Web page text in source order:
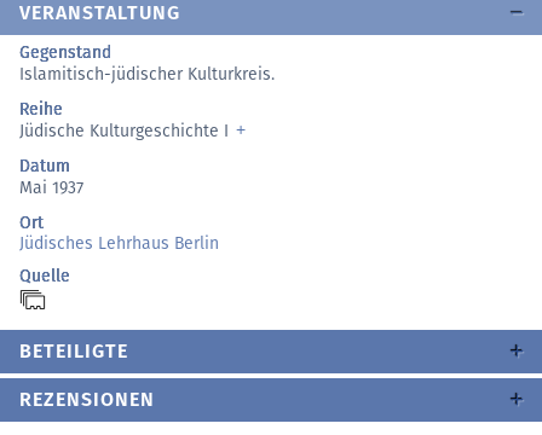
VERANSTALTUNG
Gegenstand
Islamitisch-jüdischer Kulturkreis.
Reihe
Jüdische Kulturgeschichte I
Datum
Mai 1937
Ort
Jüdisches Lehrhaus Berlin
Quelle
BETEILIGTE
REZENSIONEN